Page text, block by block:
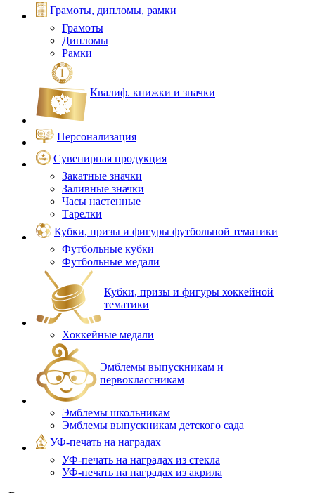
Грамоты, дипломы, рамки
Грамоты
Дипломы
Рамки
Квалиф. книжки и значки
Персонализация
Сувенирная продукция
Закатные значки
Заливные значки
Часы настенные
Тарелки
Кубки, призы и фигуры футбольной тематики
Футбольные кубки
Футбольные медали
Кубки, призы и фигуры хоккейной
тематики
Хоккейные медали
Эмблемы выпускникам и
первоклассникам
Эмблемы школьникам
Эмблемы выпускникам детского сада
УФ-печать на наградах
УФ‑печать на наградах из стекла
УФ-печать на наградах из акрила